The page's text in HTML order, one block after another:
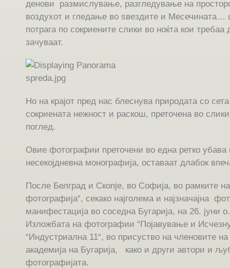
денови размислување, разгледување на
воздухот и гледање во ѕвездите и Месечината…
потрага по сокриените слики во ноќта кои требаа
зачуваат.
Но на крајот пред нас блеснува природата со
сокриената нежност и раскош, преточена во
поглед.
Овие фотографии преточени во една ретко
несекојдневна монографија, оставаат длабок
После Белград и Скопје, во Софија, во рамките
фотографија“, секако најголема и најзначајна
манифестација во соседна Бугарија, на 26. јуни
Изложбата на фотографии “Појавување и
“Индустриална 11“, во присуство на членовите
академија на Бугарија, како и други автори и
фотографијата.